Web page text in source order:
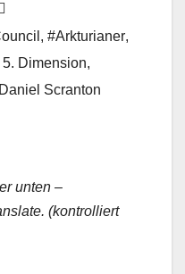
, #Arkturianer,
Dimension,
Scranton
unten –
(kontrolliert